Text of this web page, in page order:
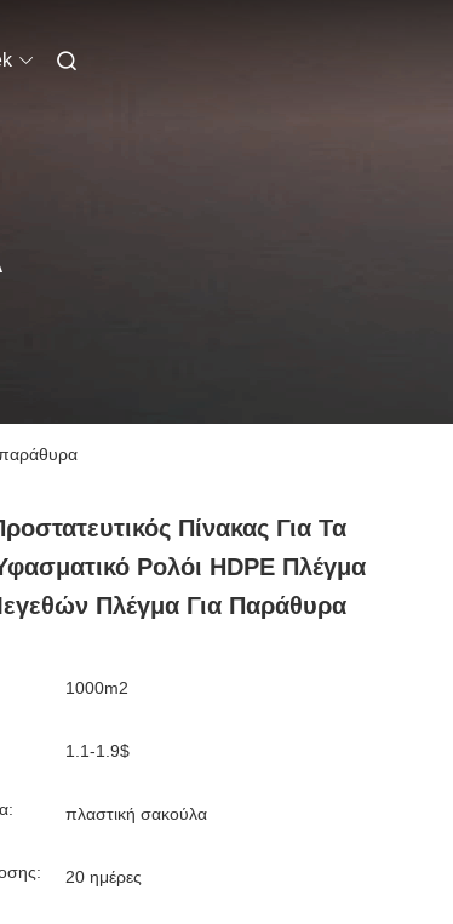
παράθυρα
Πίνακας Για Τα
Ρολόι HDPE Πλέγμα
Πλέγμα Για Παράθυρα
1000m2
1.1-1.9$
πλαστική σακούλα
20 ημέρες